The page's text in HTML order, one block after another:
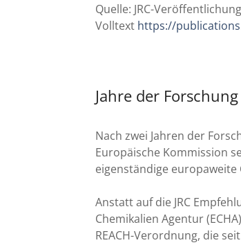
Quelle: JRC-Veröffentlichung
Volltext https://
Jahre der
Nach zwei Jahren der
Europäische Kommission
eigenständige
Anstatt auf die JRC
Chemikalien Agentur
REACH-Verordnung, die